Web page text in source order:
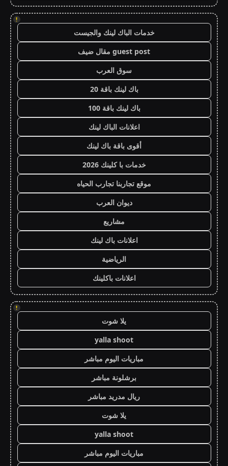
!
خدمات الباك لينك والجيست
guest post مقال ضيف
سوق العرب
باك لينك باقة 20
باك لينك باقة 100
اعلانات الباك لينك
أقوى باقة باك لينك
خدمات با كلينك 2026
موقع تجاربنا تجارب الحياه
ديوان العرب
مشاريع
اعلانات باك لينك
الرياضية
اعلانات باكلينك
!
يلا شوت
yalla shoot
مباريات اليوم مباشر
برشلونة مباشر
ريال مدريد مباشر
يلا شوت
yalla shoot
مباريات اليوم مباشر